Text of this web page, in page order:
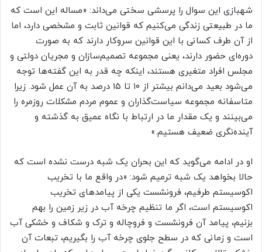
شهبازی این سوال را پرسشی سختی می‌داند: «مساله این است که
ما در طبیعتی زندگی می‌کنیم که قوانین ثابت و مشخصی دارد، اما
از آن طرف کسانی با این قوانین سروکار دارند که به صورت
دوره‌ای حضور دارند، یعنی مجموعه تصمیم‌سازان و مجریان دولتی و
مجلس افراد متغیری هستند، اینکه چه قدر به این گفته‌ها توجه
می‌شود بعید می‌دانم بیشتر از ۱۰ تا ۱۵ درصد به آن عمل شود. زیرا
متاسفانه مجموعه سیاست‌گذاران و عموم مردم مشکلات روزمره را
می‌بینند و یک مقدار ما در ارتباط با نگاه عمیق به گذشته و
آینده‌نگری ضعیف هستیم.»
او در ادامه می‌گوید که این بحران یک شبه درست نشده است که
حالا بخواهد یک شبه ترمیم شود: «در واقع ما با تخریب
اکوسیستم طرفیم، فرونشست یکی از پیامد‌های تخریب
اکوسیستم است، اگر ما تنظیم چرخه آب در زیر زمین را بهم
بزنیم، پیامد آن فرونشست و فروچاله و ترک و شکاف و خشکی آب
است و زمانی که در سطح جلوی چرخه آب را بگیریم، تبعات آن